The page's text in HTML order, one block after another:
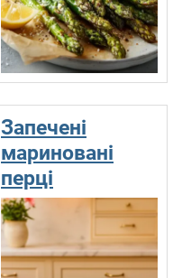
Запечені
мариновані
перці